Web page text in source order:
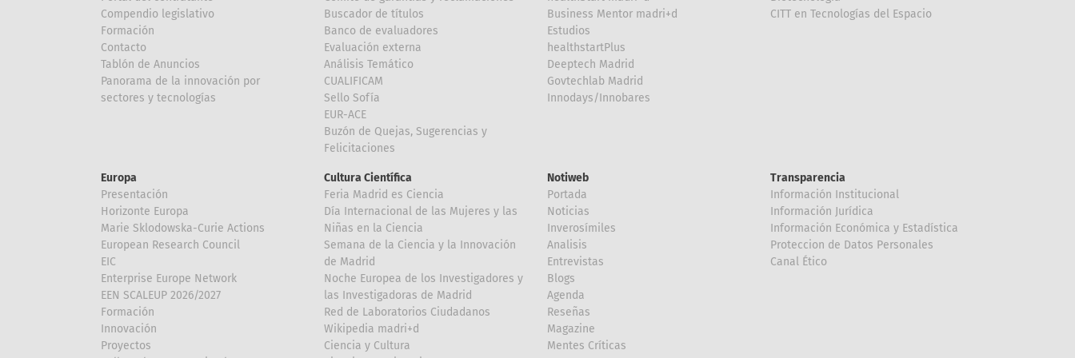
Compendio legislativo
Formación
Contacto
Tablón de Anuncios
Panorama de la innovación por
sectores y tecnologías
Buscador de títulos
Banco de evaluadores
Evaluación externa
Análisis Temático
CUALIFICAM
Sello Sofía
EUR-ACE
Buzón de Quejas, Sugerencias y
Felicitaciones
Business Mentor madri+d
Estudios
healthstartPlus
Deeptech Madrid
Govtechlab Madrid
Innodays/Innobares
CITT en Tecnologías del Espacio
Europa
Presentación
Horizonte Europa
Marie Sklodowska-Curie Actions
European Research Council
EIC
Enterprise Europe Network
EEN SCALEUP 2026/2027
Formación
Innovación
Proyectos
Cultura Científica
Feria Madrid es Ciencia
Día Internacional de las Mujeres y las
Niñas en la Ciencia
Semana de la Ciencia y la Innovación
de Madrid
Noche Europea de los Investigadores y
las Investigadoras de Madrid
Red de Laboratorios Ciudadanos
Wikipedia madri+d
Ciencia y Cultura
Notiweb
Portada
Noticias
Inverosímiles
Analisis
Entrevistas
Blogs
Agenda
Reseñas
Magazine
Mentes Críticas
Transparencia
Información Institucional
Información Jurídica
Información Económica y Estadística
Proteccion de Datos Personales
Canal Ético